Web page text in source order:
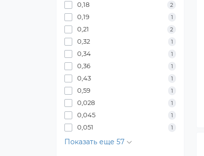
0,18 2
0,19 1
0,21 2
0,32 1
0,34 1
0,36 1
0,43 1
0,59 1
0,028 1
0,045 1
0,051 1
Показать еще 57